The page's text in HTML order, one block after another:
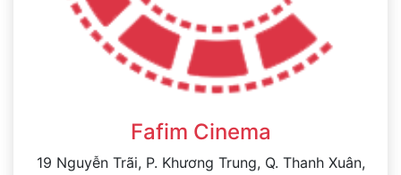
Fafim Cinema
19 Nguyễn Trãi, P. Khương Trung, Q. Thanh Xuân,